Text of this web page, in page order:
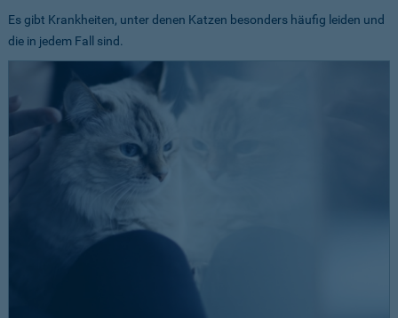
Es gibt Krankheiten, unter denen Katzen besonders häufig leiden und
die in jedem Fall sind.